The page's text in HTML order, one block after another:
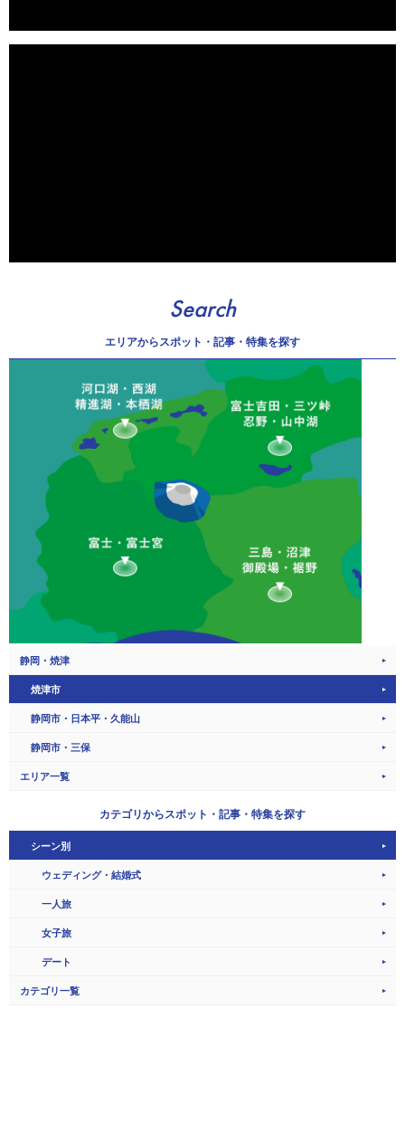
Search
エリアからスポット・記事・特集を探す
静岡・焼津
焼津市
静岡市・日本平・久能山
静岡市・三保
エリア一覧
カテゴリからスポット・記事・特集を探す
シーン別
ウェディング・結婚式
一人旅
女子旅
デート
カテゴリ一覧